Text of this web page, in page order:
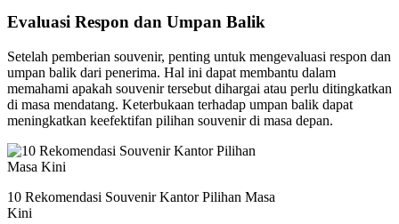
Evaluasi Respon dan Umpan Balik
Setelah pemberian souvenir, penting untuk mengevaluasi respon dan
umpan balik dari penerima. Hal ini dapat membantu dalam
memahami apakah souvenir tersebut dihargai atau perlu ditingkatkan
di masa mendatang. Keterbukaan terhadap umpan balik dapat
meningkatkan keefektifan pilihan souvenir di masa depan.
10 Rekomendasi Souvenir Kantor Pilihan Masa
Kini